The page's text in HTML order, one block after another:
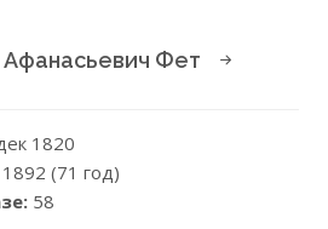
Фет
1820
(71 год)
58